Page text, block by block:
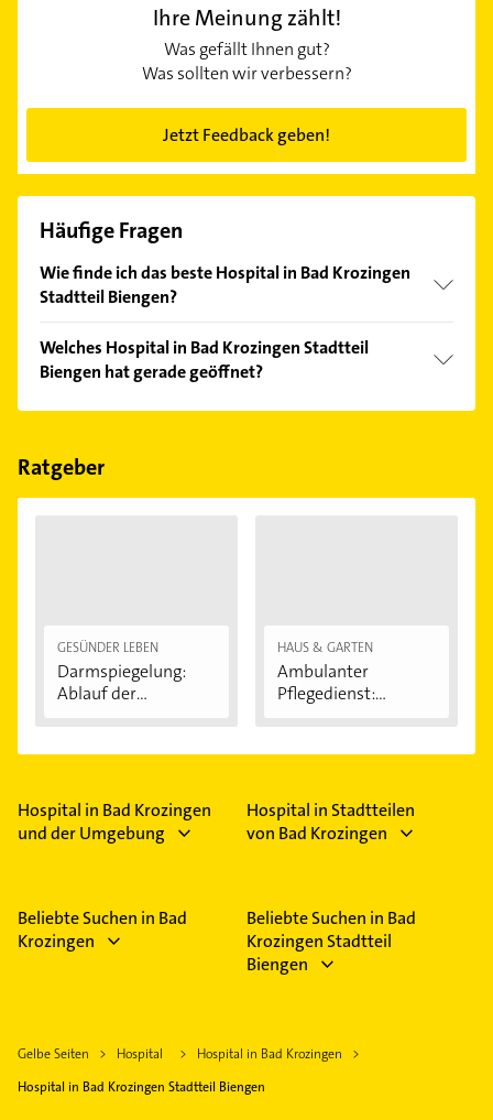
Ihre Meinung zählt!
Was gefällt Ihnen gut?
Was sollten wir verbessern?
Jetzt Feedback geben!
Häufige Fragen
Wie finde ich das beste Hospital in Bad Krozingen
Stadtteil Biengen?
Kundenmeinungen und profitieren Sie von den
Empfehlungen. Die Suchergebnisse können Sie sich
einfach nachBewertungensortiert anzeigen lassen.
Welches Hospital in Bad Krozingen Stadtteil
Biengen hat gerade geöffnet?
Im Anbieter-Bereich finden Sie alleÖffnungszeiten.
Feiertagen abweichen können.
Ratgeber
GESÜNDER LEBEN
Darmspiegelung:
Ablauf der
HAUS & GARTEN
Ambulanter
Pflegedienst:
Hospital in Bad Krozingen
und der Umgebung
Hospital in Stadtteilen
von Bad Krozingen
Beliebte Suchen in Bad
Krozingen
Beliebte Suchen in Bad
Krozingen Stadtteil
Biengen
Gelbe Seiten Hospital
Hospital in Bad Krozingen
Hospital in Bad Krozingen Stadtteil Biengen